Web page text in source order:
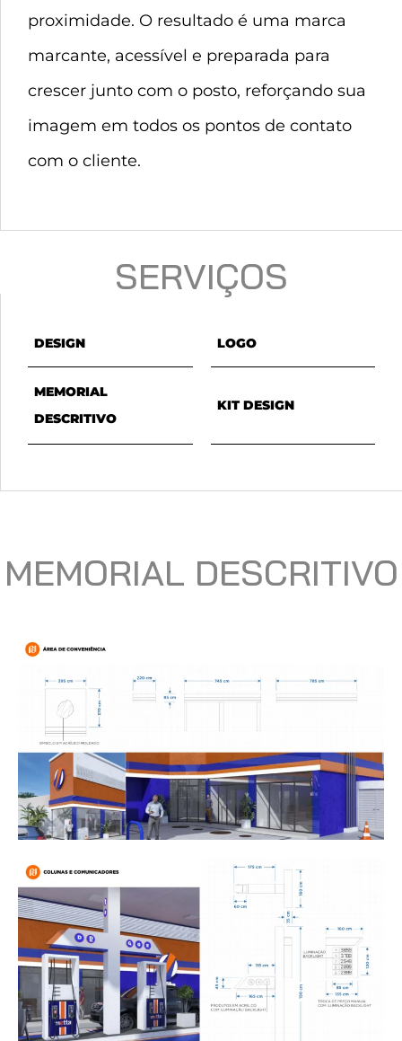
proximidade. O resultado é uma marca
marcante, acessível e preparada para
crescer junto com o posto, reforçando sua
imagem em todos os pontos de contato
com o cliente.
SERVIÇOS
DESIGN LOGO
MEMORIAL
DESCRITIVO
KIT DESIGN
MEMORIAL DESCRITIVO